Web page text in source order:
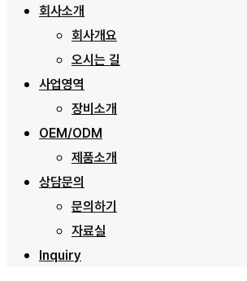
회사소개
회사개요
오시는 길
사업영역
장비소개
OEM/ODM
제품소개
상담문의
문의하기
자료실
Inquiry